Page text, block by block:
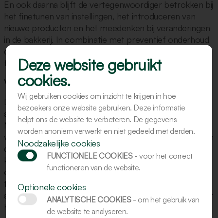
En ook daarna blijft de vertegenwoordiger betrokken bij
het finetunen van instellingen, het introduceren van
nieuwe producten en het meedenken bij veranderingen
in de bakkerij. In combinatie met preventief onderhoud
door de servicedienst ontstaat een totaalpakket waarin
techniek en ondersteuning samenkomen.
Versterking door de bakkerijdeskundige
De dienstverlening van de vertegenwoordigers wordt
aangevuld door de bakkerijdeskundige van Kalmeijer.
Met zijn diepgaande vakkennis ondersteunt hij
vertegenwoordigers bij complexe vraagstukken rondom
deeg, recepturen en productkwaliteit. Hij denkt mee bij
klanttrajecten, beoordeelt toepassingen in de praktijk
en vertaalt wensen van de bakker naar concrete,
technisch haalbare oplossingen. Hierdoor wordt het
advies richting de bakker nog beter onderbouwd en sluit
het optimaal aan bij het ambacht en de dagelijkse
Deze website gebruikt
cookies.
Wij gebruiken cookies om inzicht te krijgen in hoe
bezoekers onze website gebruiken. Deze informatie
helpt ons de website te verbeteren. De gegevens
worden anoniem verwerkt en niet gedeeld met derden.
Noodzakelijke cookies
FUNCTIONELE COOKIES - voor het correct
functioneren van de website.
Optionele cookies
ANALYTISCHE COOKIES - om het gebruik van
de website te analyseren.